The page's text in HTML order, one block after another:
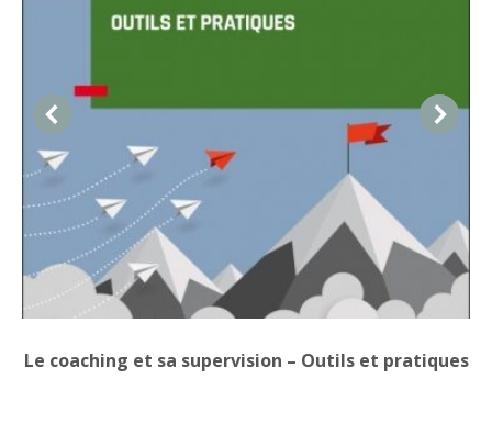
Le coaching et sa supervision – Outils et pratiques